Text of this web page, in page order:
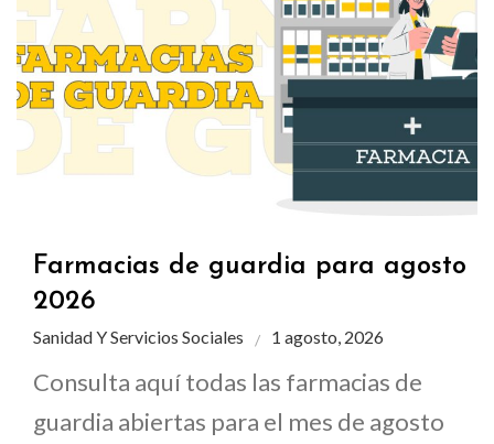
Farmacias de guardia para agosto
2026
Sanidad Y Servicios Sociales 1 agosto, 2026
Consulta aquí todas las farmacias de
guardia abiertas para el mes de agosto